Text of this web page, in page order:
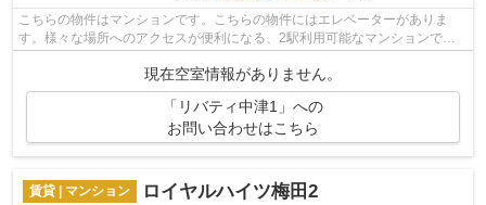
こちらの物件はマンションです。こちらの物件にはエレベーターがありま
す。様々な場所へのアクセスが便利になる、2駅利用可能なマンションで
現在空室情報がありません。
「リバティ中津1」への
お問い合わせはこちら
賃貸 | マンション ロイヤルハイツ梅田2